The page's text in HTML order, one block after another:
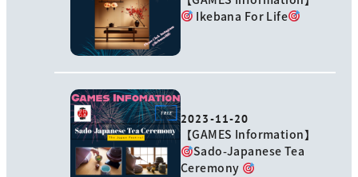
Ikebana For Life
2023-11-20
【GAMES Information】
Sado-Japanese Tea
Ceremony